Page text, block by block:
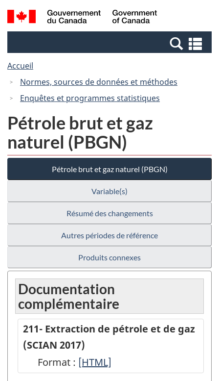
Passer
au
Passer
à
Canada
Recherche
et
et
Accueil
Normes, sources de données et méthodes
Enquêtes et programmes statistiques
Pétrole brut et gaz
naturel (PBGN)
Pétrole brut et gaz naturel (PBGN)
Variable(s)
Résumé des changements
Autres périodes de référence
Produits connexes
Documentation
complémentaire
211- Extraction de pétrole et de gaz
(SCIAN 2017)
Format : 211-
[HTML]